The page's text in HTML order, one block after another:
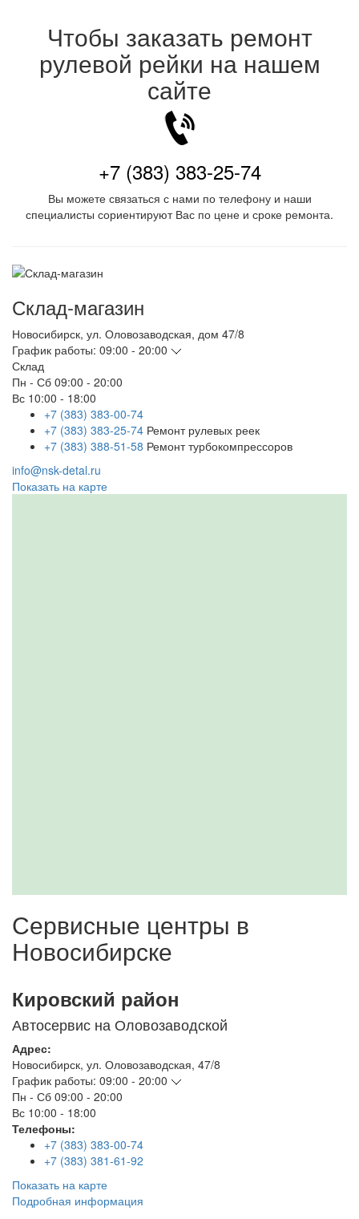
Чтобы заказать ремонт
рулевой рейки на нашем
сайте
+7 (383) 383-25-74
Вы можете связаться с нами по телефону и наши
специалисты сориентируют Вас по цене и сроке ремонта.
Склад-магазин
Новосибирск, ул. Оловозаводская, дом 47/8
График работы: 09:00 - 20:00
Склад
Пн - Сб 09:00 - 20:00
Вс 10:00 - 18:00
+7 (383) 383-00-74
+7 (383) 383-25-74 Ремонт рулевых реек
+7 (383) 388-51-58 Ремонт турбокомпрессоров
info@nsk-detal.ru
Показать на карте
Сервисные центры в
Новосибирске
Кировский район
Автосервис на Оловозаводской
Адрес:
Новосибирск, ул. Оловозаводская, 47/8
График работы: 09:00 - 20:00
Пн - Сб 09:00 - 20:00
Вс 10:00 - 18:00
Телефоны:
+7 (383) 383-00-74
+7 (383) 381-61-92
Показать на карте
Подробная информация